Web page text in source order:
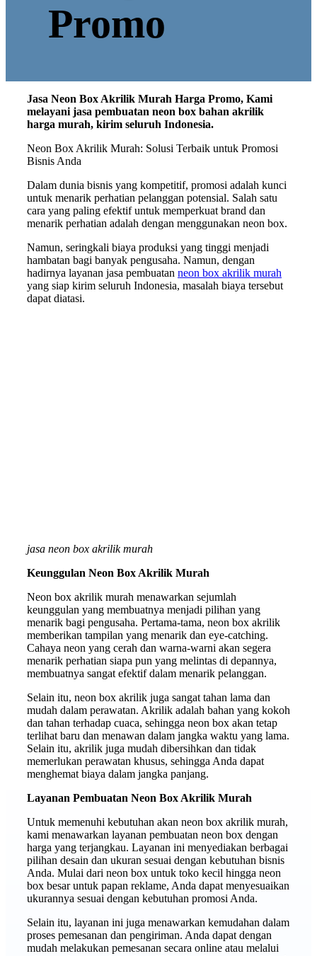
Promo
Jasa Neon Box Akrilik Murah Harga Promo, Kami
melayani jasa pembuatan neon box bahan akrilik
harga murah, kirim seluruh Indonesia.
Neon Box Akrilik Murah: Solusi Terbaik untuk Promosi
Bisnis Anda
Dalam dunia bisnis yang kompetitif, promosi adalah kunci
untuk menarik perhatian pelanggan potensial. Salah satu
cara yang paling efektif untuk memperkuat brand dan
menarik perhatian adalah dengan menggunakan neon box.
Namun, seringkali biaya produksi yang tinggi menjadi
hambatan bagi banyak pengusaha. Namun, dengan
hadirnya layanan jasa pembuatan neon box akrilik murah
yang siap kirim seluruh Indonesia, masalah biaya tersebut
dapat diatasi.
jasa neon box akrilik murah
Keunggulan Neon Box Akrilik Murah
Neon box akrilik murah menawarkan sejumlah
keunggulan yang membuatnya menjadi pilihan yang
menarik bagi pengusaha. Pertama-tama, neon box akrilik
memberikan tampilan yang menarik dan eye-catching.
Cahaya neon yang cerah dan warna-warni akan segera
menarik perhatian siapa pun yang melintas di depannya,
membuatnya sangat efektif dalam menarik pelanggan.
Selain itu, neon box akrilik juga sangat tahan lama dan
mudah dalam perawatan. Akrilik adalah bahan yang kokoh
dan tahan terhadap cuaca, sehingga neon box akan tetap
terlihat baru dan menawan dalam jangka waktu yang lama.
Selain itu, akrilik juga mudah dibersihkan dan tidak
memerlukan perawatan khusus, sehingga Anda dapat
menghemat biaya dalam jangka panjang.
Layanan Pembuatan Neon Box Akrilik Murah
Untuk memenuhi kebutuhan akan neon box akrilik murah,
kami menawarkan layanan pembuatan neon box dengan
harga yang terjangkau. Layanan ini menyediakan berbagai
pilihan desain dan ukuran sesuai dengan kebutuhan bisnis
Anda. Mulai dari neon box untuk toko kecil hingga neon
box besar untuk papan reklame, Anda dapat menyesuaikan
ukurannya sesuai dengan kebutuhan promosi Anda.
Selain itu, layanan ini juga menawarkan kemudahan dalam
proses pemesanan dan pengiriman. Anda dapat dengan
mudah melakukan pemesanan secara online atau melalui